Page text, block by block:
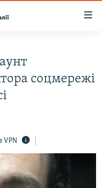
соцмережі
VPN